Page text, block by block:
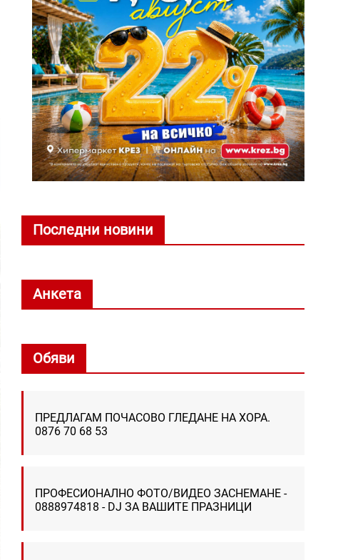
Последни новини
Анкета
Обяви
ПРЕДЛАГАМ ПОЧАСОВО ГЛЕДАНЕ НА ХОРА.
0876 70 68 53
ПРОФЕСИОНАЛНО ФОТО/ВИДЕО ЗАСНЕМАНЕ -
0888974818 - DJ ЗА ВАШИТЕ ПРАЗНИЦИ